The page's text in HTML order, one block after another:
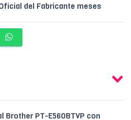
del Fabricante meses
PT-E560BTVP con